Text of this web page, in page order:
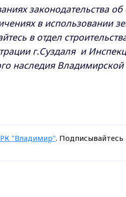
законодательства об
в использовании
в отдел
г.Суздаля и
наследия Владимирской
"Владимир". Подписывайтесь